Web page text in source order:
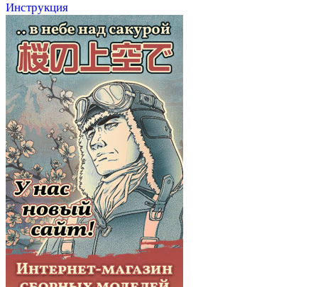
Инструкция